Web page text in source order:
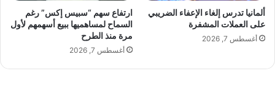
ألمانيا تدرس إلغاء الإعفاء الضريبي
على العملات المشفرة
أغسطس 7, 2026
ارتفاع سهم “سبيس إكس” رغم
السماح لمساهميها ببيع أسهمهم لأول
مرة منذ الطرح
أغسطس 7, 2026